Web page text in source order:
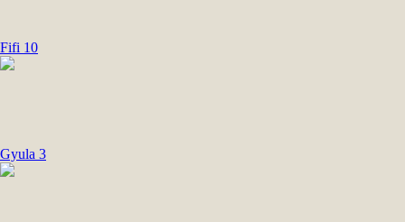
Fifi 10
Gyula 3